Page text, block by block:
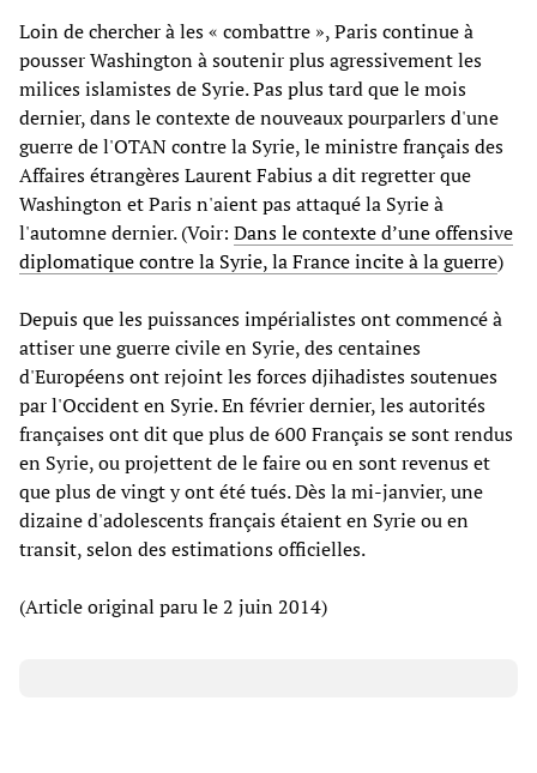
Loin de chercher à les « combattre », Paris continue à
pousser Washington à soutenir plus agressivement les
milices islamistes de Syrie. Pas plus tard que le mois
dernier, dans le contexte de nouveaux pourparlers d'une
guerre de l'OTAN contre la Syrie, le ministre français des
Affaires étrangères Laurent Fabius a dit regretter que
Washington et Paris n'aient pas attaqué la Syrie à
l'automne dernier. (Voir: Dans le contexte d’une offensive
diplomatique contre la Syrie, la France incite à la guerre)
Depuis que les puissances impérialistes ont commencé à
attiser une guerre civile en Syrie, des centaines
d'Européens ont rejoint les forces djihadistes soutenues
par l'Occident en Syrie. En février dernier, les autorités
françaises ont dit que plus de 600 Français se sont rendus
en Syrie, ou projettent de le faire ou en sont revenus et
que plus de vingt y ont été tués. Dès la mi-janvier, une
dizaine d'adolescents français étaient en Syrie ou en
transit, selon des estimations officielles.
(Article original paru le 2 juin 2014)